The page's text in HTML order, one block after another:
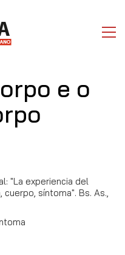
e o
"La experiencia del
cuerpo, síntoma". Bs. As.,